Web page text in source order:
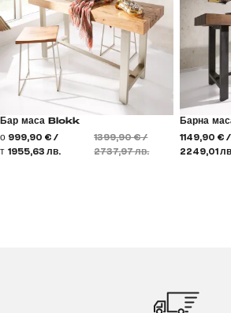
Бар маса Blokk
о
т
999,90 € /
1955,63 лв.
1399,90 € /
2737,97 лв.
Барна
1149,90 € /
2249,01